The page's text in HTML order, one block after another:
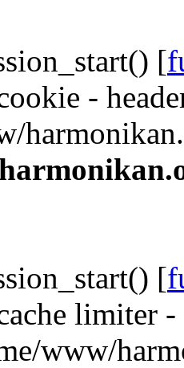
[
-
[
limiter
www/